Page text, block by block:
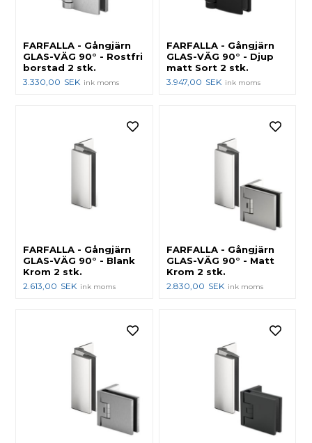
FARFALLA - Gångjärn
GLAS-VÄG 90° - Rostfri
borstad 2 stk.
3.330,00 SEK ink moms
FARFALLA - Gångjärn
GLAS-VÄG 90° - Djup
matt Sort 2 stk.
3.947,00 SEK ink moms
FARFALLA - Gångjärn
GLAS-VÄG 90° - Blank
Krom 2 stk.
2.613,00 SEK ink moms
FARFALLA - Gångjärn
GLAS-VÄG 90° - Matt
Krom 2 stk.
2.830,00 SEK ink moms